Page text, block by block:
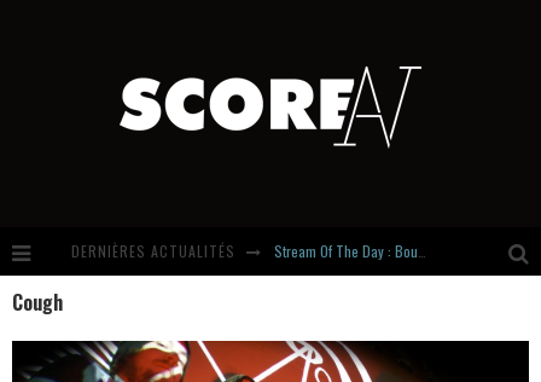
DERNIÈRES ACTUALITÉS
Hardcore, Actually. Meet Cút Lộn
Cough